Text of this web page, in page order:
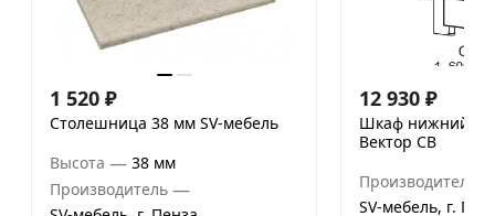
1 520 ₽
Столешница 38 мм SV-мебель
Высота — 38 мм
Производитель —
12 930 ₽
Шкаф нижний
Вектор СВ
Производитель
SV-мебель, г.